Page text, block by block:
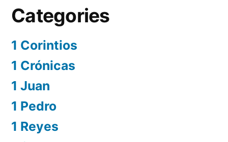
Categories
1 Corintios
1 Crónicas
1 Juan
1 Pedro
1 Reyes